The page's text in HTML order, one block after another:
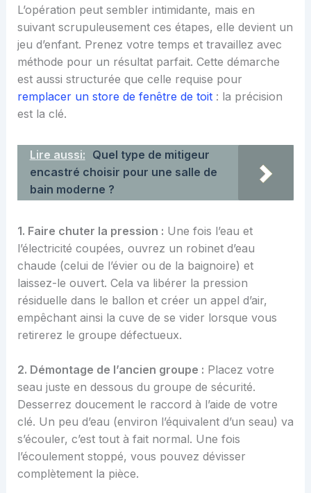
L’opération peut sembler intimidante, mais en
suivant scrupuleusement ces étapes, elle devient un
jeu d’enfant. Prenez votre temps et travaillez avec
méthode pour un résultat parfait. Cette démarche
est aussi structurée que celle requise pour
remplacer un store de fenêtre de toit: la précision
est la clé.
Lire aussi: Quel type de mitigeur
encastré choisir pour une salle de
bain moderne ?
1. Faire chuter la pression : Une fois l’eau et
l’électricité coupées, ouvrez un robinet d’eau
chaude (celui de l’évier ou de la baignoire) et
laissez-le ouvert. Cela va libérer la pression
résiduelle dans le ballon et créer un appel d’air,
empêchant ainsi la cuve de se vider lorsque vous
retirerez le groupe défectueux.
2. Démontage de l’ancien groupe : Placez votre
seau juste en dessous du groupe de sécurité.
Desserrez doucement le raccord à l’aide de votre
clé. Un peu d’eau (environ l’équivalent d’un seau) va
s’écouler, c’est tout à fait normal. Une fois
l’écoulement stoppé, vous pouvez dévisser
complètement la pièce.